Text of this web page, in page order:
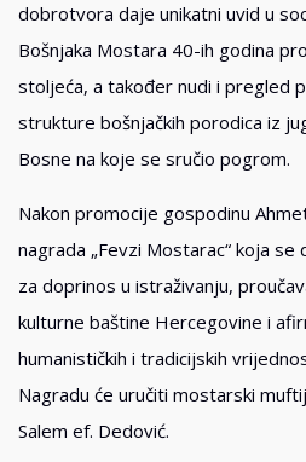
dobrotvora daje unikatni uvid u
Bošnjaka Mostara 40-ih godina
stoljeća, a također nudi i pregled
strukture bošnjačkih porodica iz
Bosne na koje se sručio pogrom.
Nakon promocije gospodinu
nagrada „Fevzi Mostarac“ koja se
za doprinos u istraživanju,
kulturne baštine Hercegovine i
humanističkih i tradicijskih
Nagradu će uručiti mostarski
Salem ef. Dedović.